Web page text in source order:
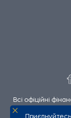
Всі офіційні
сайті та на
Приєднуйтесь